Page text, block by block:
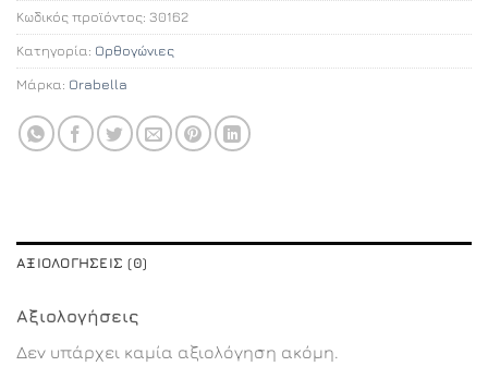
Κωδικός προϊόντος: 30162
Κατηγορία: Ορθογώνιες
Μάρκα: Orabella
ΑΞΙΟΛΟΓΉΣΕΙΣ (0)
Αξιολογήσεις
Δεν υπάρχει καμία αξιολόγηση ακόμη.